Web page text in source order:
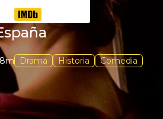
Drama Historia Comedia